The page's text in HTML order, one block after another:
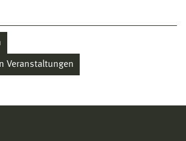
Veranstaltungen